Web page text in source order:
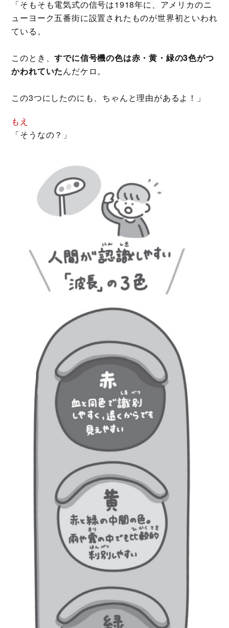
「そもそも電気式の信号は1918年に、アメリカのニ
ューヨーク五番街に設置されたものが世界初といわれ
ている。
このとき、すでに信号機の色は赤・黄・緑の3色がつ
かわれていたんだケロ。
この3つにしたのにも、ちゃんと理由があるよ！」
もえ
「そうなの？」